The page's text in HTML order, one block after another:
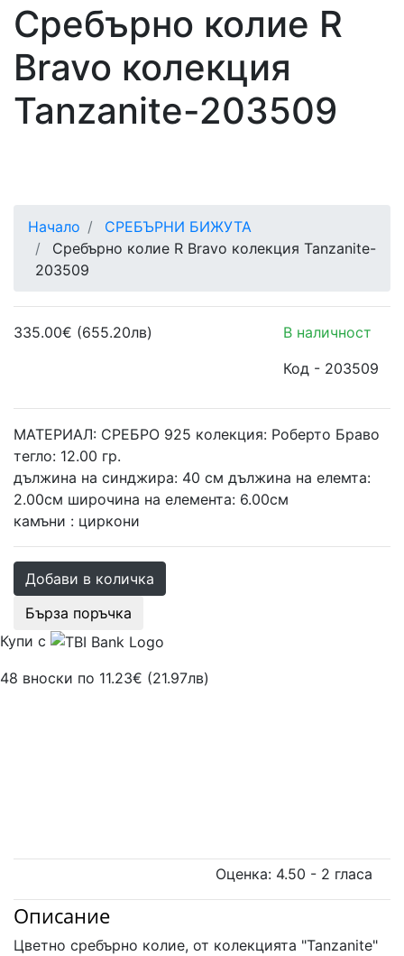
Сребърно колие R
Bravo колекция
Tanzanite-203509
Начало
СРЕБЪРНИ БИЖУТА
Сребърно колие R Bravo колекция Tanzanite-
203509
335.00€ (655.20лв)
В наличност
Код - 203509
МАТЕРИАЛ: СРЕБРО 925 колекция: Роберто Браво
тегло: 12.00 гр.
дължина на синджира: 40 см дължина на елемта:
2.00см широчина на елемента: 6.00см
камъни : циркони
Добави в количка
Бърза поръчка
Купи с
48 вноски по 11.23€ (21.97лв)
Оценка: 4.50 - 2 гласа
Описание
Цветно сребърно колие, от колекцията "Tanzanite"